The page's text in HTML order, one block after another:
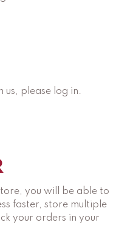
us, please log in.
you will be able to
faster, store multiple
your orders in your